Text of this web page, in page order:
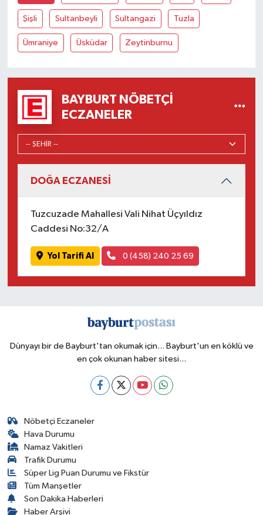
Şişli Sultanbeyli Sultangazi Tuzla
Ümraniye Üsküdar Zeytinburnu
BAYBURT NÖBETÇI
ECZANELER
DOĞA ECZANESİ
Tuzcuzade Mahallesi Vali Nihat Üçyıldız
Caddesi No:32/A
Yol Tarifi Al 0 (458) 240 25 69
Dünyayı bir de Bayburt'tan okumak için... Bayburt'un en köklü ve
en çok okunan haber sitesi...
Nöbetçi Eczaneler
Hava Durumu
Namaz Vakitleri
Trafik Durumu
Süper Lig Puan Durumu ve Fikstür
Tüm Manşetler
Son Dakika Haberleri
Haber Arşivi